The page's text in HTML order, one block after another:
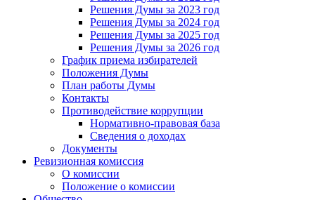
Решения Думы за 2023 год
Решения Думы за 2024 год
Решения Думы за 2025 год
Решения Думы за 2026 год
График приема избирателей
Положения Думы
План работы Думы
Контакты
Противодействие коррупции
Нормативно-правовая база
Сведения о доходах
Документы
Ревизионная комиссия
О комиссии
Положение о комиссии